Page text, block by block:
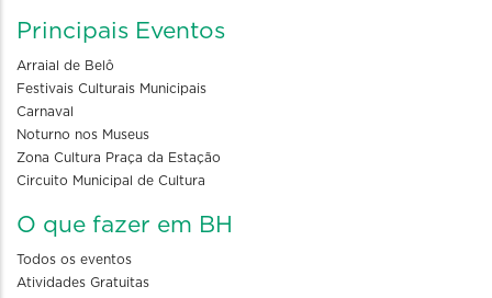
Principais Eventos
Arraial de Belô
Festivais Culturais Municipais
Carnaval
Noturno nos Museus
Zona Cultura Praça da Estação
Circuito Municipal de Cultura
O que fazer em BH
Todos os eventos
Atividades Gratuitas